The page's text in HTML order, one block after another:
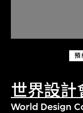
預
世界設計
World Design
關於M+藏
探索世界頂
文化藏品。